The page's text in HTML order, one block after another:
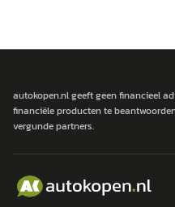
autokopen.nl geeft geen financieel
financiële producten te
vergunde partners.